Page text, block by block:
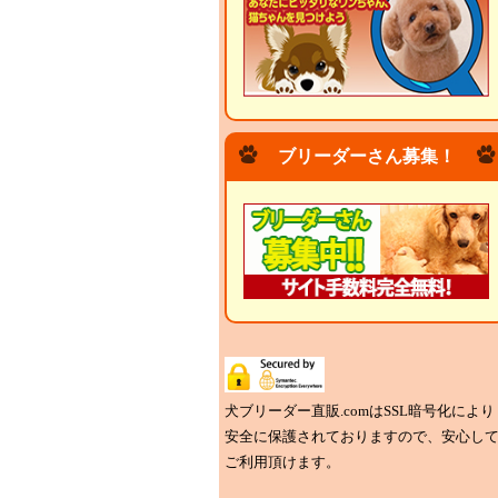
ブリーダーさん募集！
犬ブリーダー直販.comはSSL暗号化により
安全に保護されておりますので、安心して
ご利用頂けます。